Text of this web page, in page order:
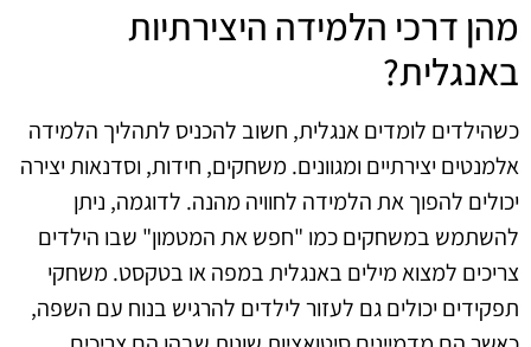
מהן דרכי הלמידה היצירתיות
באנגלית?
כשהילדים לומדים אנגלית, חשוב להכניס לתהליך הלמידה
אלמנטים יצירתיים ומגוונים. משחקים, חידות, וסדנאות יצירה
יכולים להפוך את הלמידה לחוויה מהנה. לדוגמה, ניתן
להשתמש במשחקים כמו "חפש את המטמון" שבו הילדים
צריכים למצוא מילים באנגלית במפה או בטקסט. משחקי
תפקידים יכולים גם לעזור לילדים להרגיש בנוח עם השפה,